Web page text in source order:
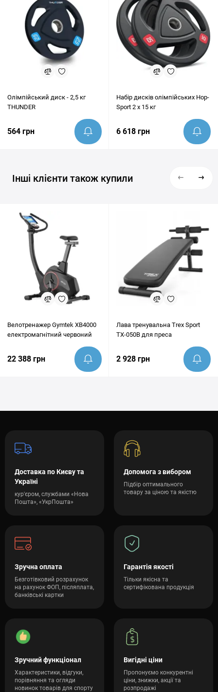
Олімпійський диск - 2,5 кг
THUNDER
564 грн
Набір дисків олімпійських Hop-
Sport 2 х 15 кг
6 618 грн
Інші клієнти також купили
Велотренажер Gymtek XB4000
електромагнітний червоний
22 388 грн
Лава тренувальна Trex Sport
TX-050B для преса
2 928 грн
Доставка по Києву та
Україні
кур'єром, службами «Нова
Пошта», «УкрПошта»
Допомога з вибором
Підбір оптимального
товару за ціною та якістю
Зручна оплата
Безготівковий розрахунок
на рахунок ФОП, післяплата,
банківські картки
Гарантія якості
Тільки якісна та
сертифікована продукція
Зручний функціонал
Характеристики, відгуки,
порівняння та огляди
новинок товарів для спорту
Вигідні ціни
Пропонуємо конкурентні
ціни, знижки, акції та
розпродажі